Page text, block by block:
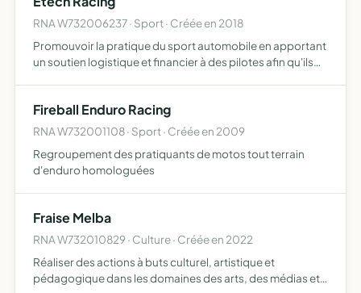
RNA W732006237 · Sport · Créée en 2018
Promouvoir la pratique du sport automobile en apportant
un soutien logistique et financier à des pilotes afin qu'ils
Fireball Enduro Racing
RNA W732001108 · Sport · Créée en 2009
Regroupement des pratiquants de motos tout terrain
d'enduro homologuées
Fraise Melba
RNA W732010829 · Culture · Créée en 2022
Réaliser des actions à buts culturel, artistique et
pédagogique dans les domaines des arts, des médias et